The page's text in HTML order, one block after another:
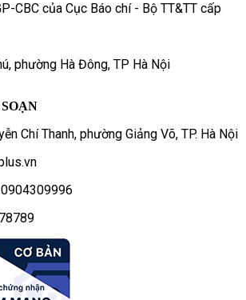
CBC của Cục Báo chí - Bộ TT&TT cấp
phường Hà Đông, TP Hà Nội
Chí Thanh, phường Giảng Võ, TP. Hà Nội